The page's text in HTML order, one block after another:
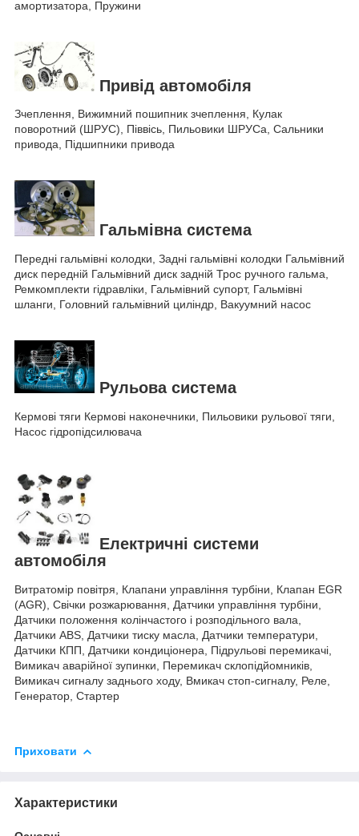
амортизатора, Пружини
Привід автомобіля
Зчеплення, Вижимний пошипник зчеплення, Кулак
поворотний (ШРУС), Піввісь, Пильовики ШРУСа, Сальники
привода, Підшипники привода
Гальмівна система
Передні гальмівні колодки, Задні гальмівні колодки Гальмівний
диск передній Гальмівний диск задній Трос ручного гальма,
Ремкомплекти гідравліки, Гальмівний супорт, Гальмівні
шланги, Головний гальмівний циліндр, Вакуумний насос
Рульова система
Кермові тяги Кермові наконечники, Пильовики рульової тяги,
Насос гідропідсилювача
Електричні системи
автомобіля
Витратомір повітря, Клапани управління турбіни, Клапан EGR
(AGR), Свічки розжарювання, Датчики управління турбіни,
Датчики положення колінчастого і розподільного вала,
Датчики ABS, Датчики тиску масла, Датчики температури,
Датчики КПП, Датчики кондиціонера, Підрульові перемикачі,
Вимикач аварійної зупинки, Перемикач склопідйомників,
Вимикач сигналу заднього ходу, Вмикач стоп-сигналу, Реле,
Генератор, Стартер
Приховати
Характеристики